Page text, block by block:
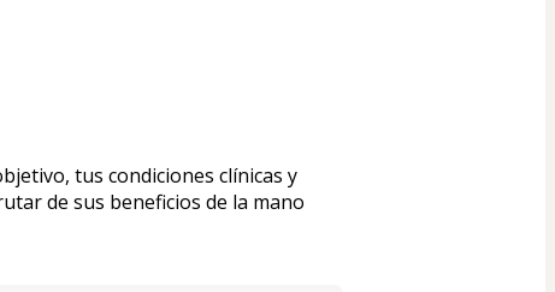
tus condiciones clínicas y
de sus beneficios de la mano